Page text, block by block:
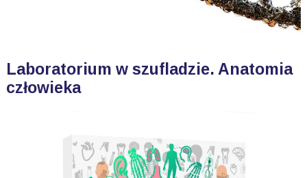
Laboratorium w szufladzie. Anatomia
człowieka